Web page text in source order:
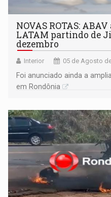
NOVAS ROTAS:
LATAM partindo de
dezembro
Interior 05 de Agosto
Foi anunciado ainda a
em Rondônia